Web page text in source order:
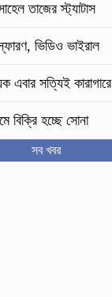
তাজের স্ট্যাটাস
ভিডিও ভাইরাল
এবার সত্যিই কারাগারে
বিক্রি হচ্ছে সোনা
সব খবর